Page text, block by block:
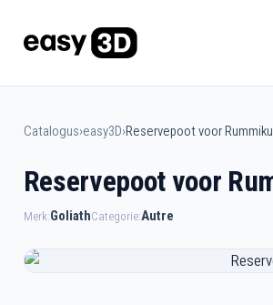
Catalogus›easy3D›Reservepoot voor
Reservepoot voor
Merk:GoliathCategorie:Autre